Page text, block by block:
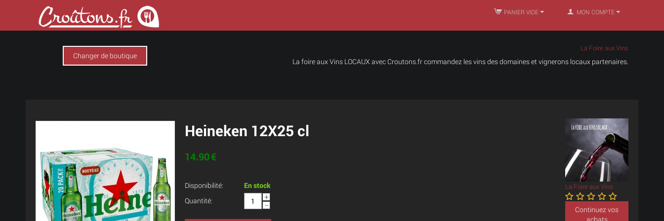
MON COMPTE
PANIER VIDE
Changer de boutique
La Foire aux Vins
La foire aux Vins LOCAUX avec Croutons.fr commandez les vins des domaines et vignerons locaux partenaires.
Heineken 12X25 cl
14.90€
Disponibilité:
En stock
Quantité:
+
−
La Foire aux Vins
Continuez vos